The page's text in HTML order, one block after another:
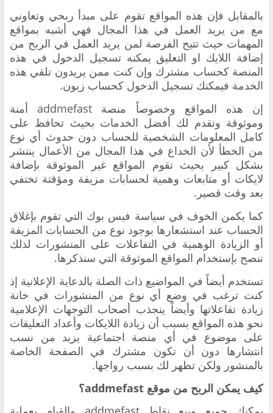
بالمقابل فإن هذه المواقع تقوم على مبدأ ربحي وتعاوني
مع من يريد العمل في هذا المجال فهي أشبه بمواقع
المهمات حيث تتيح الفرصة لمن يريد العمل في الربح من
إضافة اللايك او التعليق يمكنه تسجيل الدخول في هذه
المنصة كحساب مشترك وإن كنت ممن يريدون تلقي هذه
الخدمة فيمكنك تسجيل الدخول كحساب زبون.
إن هذه المواقع وخصوصاً منصة addmefast أمنة
وموثوقة وتقدم لك أفضل الخدمات بحيث تحافظ على
كامل المعلومات الشخصية للحساب دون حدوث أي نوع
من الخطأ لأن الخداع في هذا المجال من الأعمال ينتشر
بشكل كبير بحيث تقوم المواقع غير الموثوقة بإضافة
لايكات أو متابعات وهمية لحسابات مزيفة ومؤقتة تختفي
بعد وقت قصير.
كما يكمن الخوف في سياسة فيس بوك التي تقوم بإغلاق
الحساب عند استشعارها بوجود نوع من الحسابات المزيفة
أو الزيادة الوهمية في التفاعلات على المنشورات لذلك
ننصح بإستخدام المواقع الموثوقة التي سنذكرها.
تستخدم أيضاً في المواضيع ذات الصلة بالدعاية الإعلانية إذ
كنت ترغب في وضع أي نوع من المنشورات في خانة
زيادة تفاعلاتها وأيضاً ينجذب أصحاب التوجهات الإعلامية
نحو هذه المواقع بسبب أن زيادة اللايكات وأعداد التعليقات
على موضوع في أي منصة اجتماعية يزيد من نسب
انتشارها دون أن تكون مشترك في الصفحة الخاصة
بالمنشور ولكن تظهر لك بسبب رواجها.
كيف يمكن الربح من موقع addmefast؟